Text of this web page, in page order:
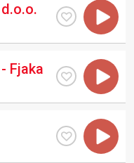
Fjaka